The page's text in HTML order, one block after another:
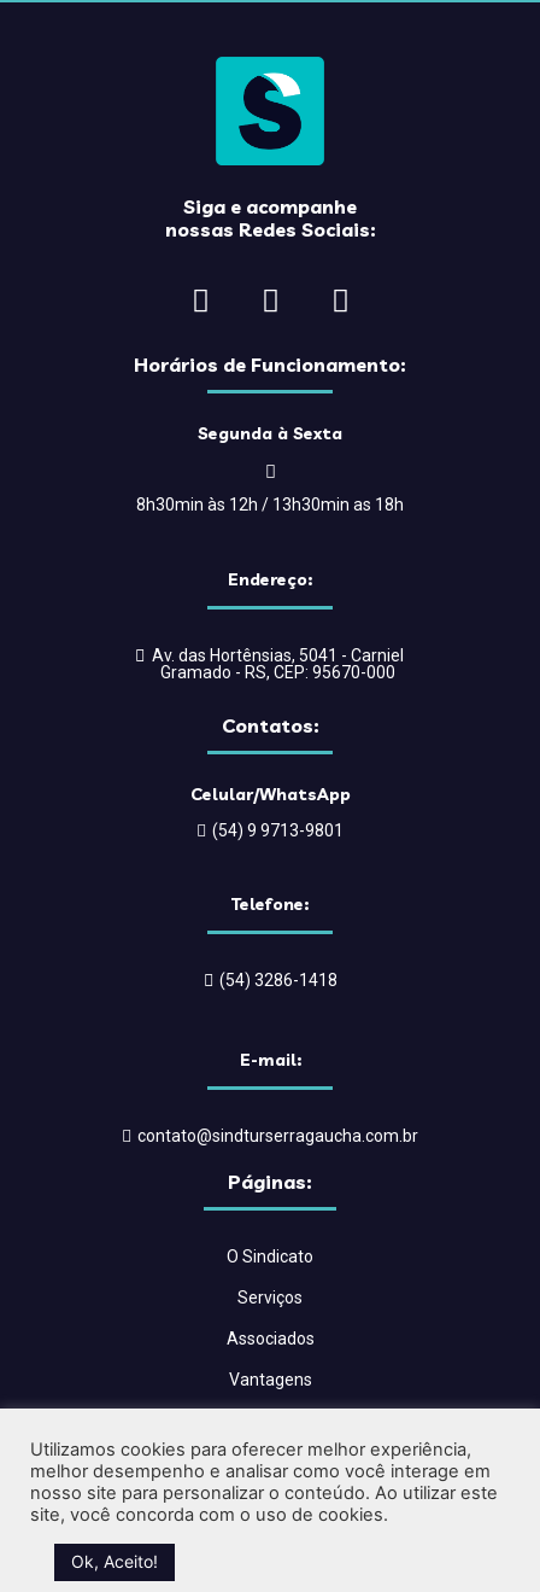
Siga e acompanhe
nossas Redes Sociais:
Horários de Funcionamento:
Segunda à Sexta
8h30min às 12h / 13h30min as 18h
Endereço:
Av. das Hortênsias, 5041 - Carniel
Gramado - RS, CEP: 95670-000
Contatos:
Celular/WhatsApp
(54) 9 9713-9801
Telefone:
(54) 3286-1418
E-mail:
contato@sindturserragaucha.com.br
Páginas:
O Sindicato
Serviços
Associados
Vantagens
Blog
Contato
Desenvolvido por
Utilizamos cookies para oferecer melhor experiência,
melhor desempenho e analisar como você interage em
nosso site para personalizar o conteúdo. Ao utilizar este
site, você concorda com o uso de cookies.
Ok, Aceito!